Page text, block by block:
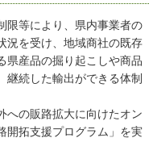
限等により、県内事業者の
況を受け、地域商社の既存
県産品の掘り起こしや商品
継続した輸出ができる体制
の販路拡大に向けたオン
開拓支援プログラム」を実